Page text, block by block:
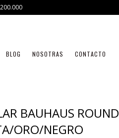
BLOG NOSOTRAS CONTACTO
BAUHAUS
ORO/NEGRO